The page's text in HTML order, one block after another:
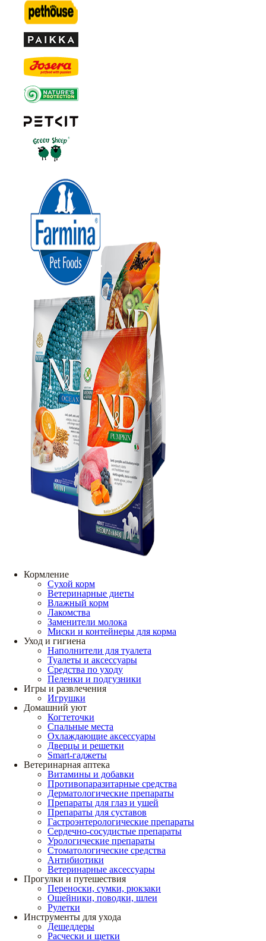
Кормление
Сухой корм
Ветеринарные диеты
Влажный корм
Лакомства
Заменители молока
Миски и контейнеры для корма
Уход и гигиена
Наполнители для туалета
Туалеты и аксессуары
Средства по уходу
Пеленки и подгузники
Игры и развлечения
Игрушки
Домашний уют
Когтеточки
Спальные места
Охлаждающие аксессуары
Дверцы и решетки
Smart-гаджеты
Ветеринарная аптека
Витамины и добавки
Противопаразитарные средства
Дерматологические препараты
Препараты для глаз и ушей
Препараты для суставов
Гастроэнтерологические препараты
Сердечно-сосудистые препараты
Урологические препараты
Стоматологические средства
Антибиотики
Ветеринарные аксессуары
Прогулки и путешествия
Переноски, сумки, рюкзаки
Ошейники, поводки, шлеи
Рулетки
Инструменты для ухода
Дешеддеры
Расчески и щетки